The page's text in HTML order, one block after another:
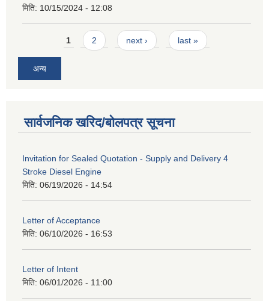
मिति: 10/15/2024 - 12:08
Pages1 2 next › last »
अन्य
सार्वजनिक खरिद/बोलपत्र सूचना
Invitation for Sealed Quotation - Supply and Delivery 4
Stroke Diesel Engine
मिति: 06/19/2026 - 14:54
Letter of Acceptance
मिति: 06/10/2026 - 16:53
Letter of Intent
मिति: 06/01/2026 - 11:00